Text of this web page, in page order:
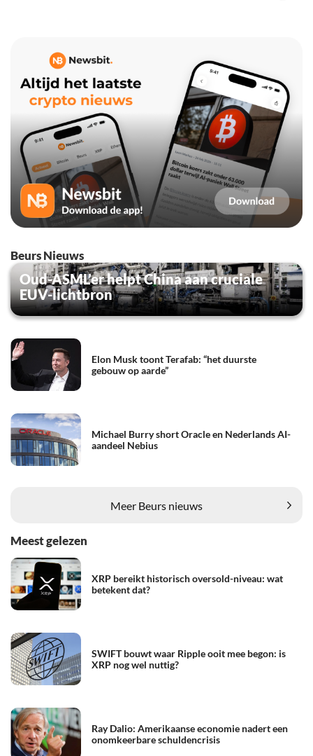
Beurs Nieuws
Oud-ASML’er helpt China aan cruciale
EUV-lichtbron
Elon Musk toont Terafab: “het duurste
gebouw op aarde”
Michael Burry short Oracle en Nederlands AI-
aandeel Nebius
Meer Beurs nieuws
Meest gelezen
XRP bereikt historisch oversold-niveau: wat
betekent dat?
SWIFT bouwt waar Ripple ooit mee begon: is
XRP nog wel nuttig?
Ray Dalio: Amerikaanse economie nadert een
onomkeerbare schuldencrisis